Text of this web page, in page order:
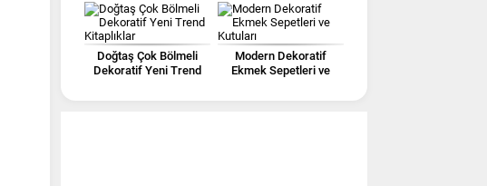
Doğtaş Çok Bölmeli
Dekoratif Yeni Trend
Modern Dekoratif
Ekmek Sepetleri ve